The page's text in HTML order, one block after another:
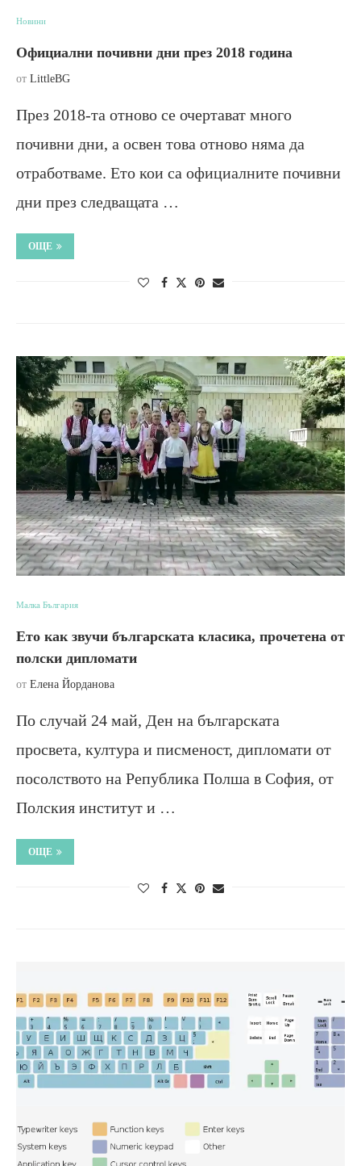
Новини
Официални почивни дни през 2018 година
от LittleBG
През 2018-та отново се очертават много
почивни дни, а освен това отново няма да
отработваме. Ето кои са официалните почивни
дни през следващата …
ОЩЕ
Малка България
Ето как звучи българската класика, прочетена от
полски дипломати
от Елена Йорданова
По случай 24 май, Ден на българската
просвета, култура и писменост, дипломати от
посолството на Република Полша в София, от
Полския институт и …
ОЩЕ